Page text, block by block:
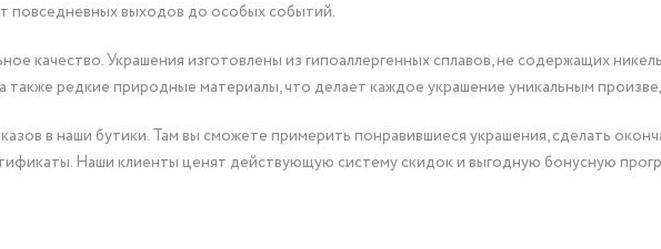
повседневных выходов до особых событий.
качество. Украшения изготовлены из гипоаллергенных сплавов, не содержащих
редкие природные материалы, что делает каждое украшение уникальным
в наши бутики. Там вы сможете примерить понравившиеся украшения, сделать
Наши клиенты ценят действующую систему скидок и выгодную бонусную